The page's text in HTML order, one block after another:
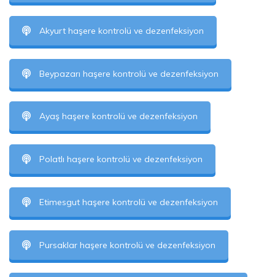
Akyurt haşere kontrolü ve dezenfeksiyon
Beypazarı haşere kontrolü ve dezenfeksiyon
Ayaş haşere kontrolü ve dezenfeksiyon
Polatlı haşere kontrolü ve dezenfeksiyon
Etimesgut haşere kontrolü ve dezenfeksiyon
Pursaklar haşere kontrolü ve dezenfeksiyon